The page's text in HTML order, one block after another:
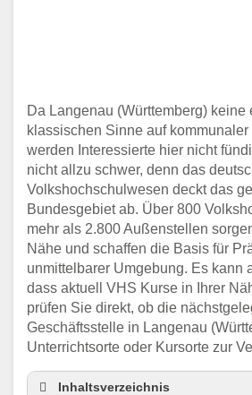
Da Langenau (Württemberg) keine
klassischen Sinne auf
werden Interessierte hier nicht
nicht allzu schwer, denn das
Volkshochschulwesen deckt das
Bundesgebiet ab. Über 800
mehr als 2.800 Außenstellen
Nähe und schaffen die Basis für
unmittelbarer Umgebung. Es kann
dass aktuell VHS Kurse in Ihrer
prüfen Sie direkt, ob die
Geschäftsstelle in Langenau
Unterrichtsorte oder Kursorte zur
Inhaltsverzeichnis